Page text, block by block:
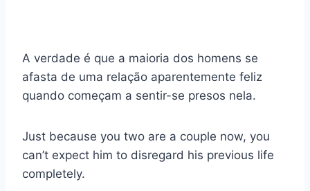
A verdade é que a maioria dos homens se
afasta de uma relação aparentemente feliz
quando começam a sentir-se presos nela.
Just because you two are a couple now, you
can’t expect him to disregard his previous life
completely.